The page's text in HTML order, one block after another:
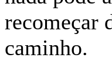
recomeçar
caminho.